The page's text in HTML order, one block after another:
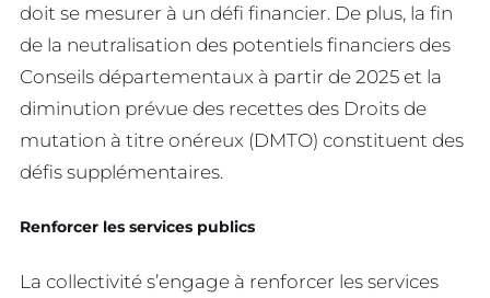
doit se mesurer à un défi financier. De plus, la fin
de la neutralisation des potentiels financiers des
Conseils départementaux à partir de 2025 et la
diminution prévue des recettes des Droits de
mutation à titre onéreux (DMTO) constituent des
défis supplémentaires.
Renforcer les services publics
La collectivité s’engage à renforcer les services